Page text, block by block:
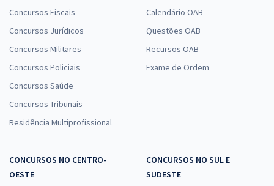
Concursos Fiscais
Concursos Jurídicos
Concursos Militares
Concursos Policiais
Concursos Saúde
Concursos Tribunais
Residência Multiprofissional
Calendário OAB
Questões OAB
Recursos OAB
Exame de Ordem
CONCURSOS NO CENTRO-
OESTE
CONCURSOS NO SUL E
SUDESTE